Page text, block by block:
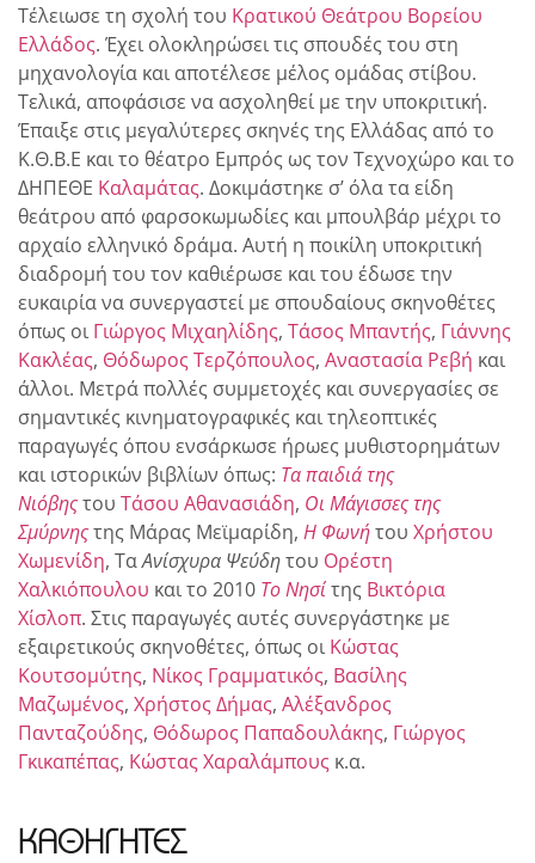
Τέλειωσε τη σχολή του Κρατικού Θεάτρου Βορείου
Ελλάδος. Έχει ολοκληρώσει τις σπουδές του στη
μηχανολογία και αποτέλεσε μέλος ομάδας στίβου.
Τελικά, αποφάσισε να ασχοληθεί με την υποκριτική.
Έπαιξε στις μεγαλύτερες σκηνές της Ελλάδας από το
Κ.Θ.Β.Ε και το θέατρο Εμπρός ως τον Τεχνοχώρο και το
ΔΗΠΕΘΕ Καλαμάτας. Δοκιμάστηκε σ’ όλα τα είδη
θεάτρου από φαρσοκωμωδίες και μπουλβάρ μέχρι το
αρχαίο ελληνικό δράμα. Αυτή η ποικίλη υποκριτική
διαδρομή του τον καθιέρωσε και του έδωσε την
ευκαιρία να συνεργαστεί με σπουδαίους σκηνοθέτες
όπως οι Γιώργος Μιχαηλίδης, Τάσος Μπαντής, Γιάννης
Κακλέας, Θόδωρος Τερζόπουλος, Αναστασία Ρεβή και
άλλοι. Μετρά πολλές συμμετοχές και συνεργασίες σε
σημαντικές κινηματογραφικές και τηλεοπτικές
παραγωγές όπου ενσάρκωσε ήρωες μυθιστορημάτων
και ιστορικών βιβλίων όπως: Τα παιδιά της
Νιόβηςτου Τάσου Αθανασιάδη, Οι Μάγισσες της
Σμύρνηςτης Μάρας Μεϊμαρίδη, Η Φωνήτου Χρήστου
Χωμενίδη, ΤαΑνίσχυρα Ψεύδητου Ορέστη
Χαλκιόπουλου και το 2010 Το Νησίτης Βικτόρια
Χίσλοπ. Στις παραγωγές αυτές συνεργάστηκε με
εξαιρετικούς σκηνοθέτες, όπως οι Κώστας
Κουτσομύτης, Νίκος Γραμματικός, Βασίλης
Μαζωμένος, Χρήστος Δήμας, Αλέξανδρος
Πανταζούδης, Θόδωρος Παπαδουλάκης, Γιώργος
Γκικαπέπας, Κώστας Χαραλάμπους κ.α.
ΚΑΘΗΓΗΤΕΣ